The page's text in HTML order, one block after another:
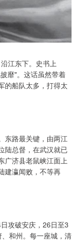
江东下。史书上
靡"。这话虽然带着
船队太多，打得太
东路最关键，由两江
陆总督，在武汉就已
济县老鼠峡江面上
建瀛闻败，不等再
攻破安庆，26日至3
和州。每一座城，清